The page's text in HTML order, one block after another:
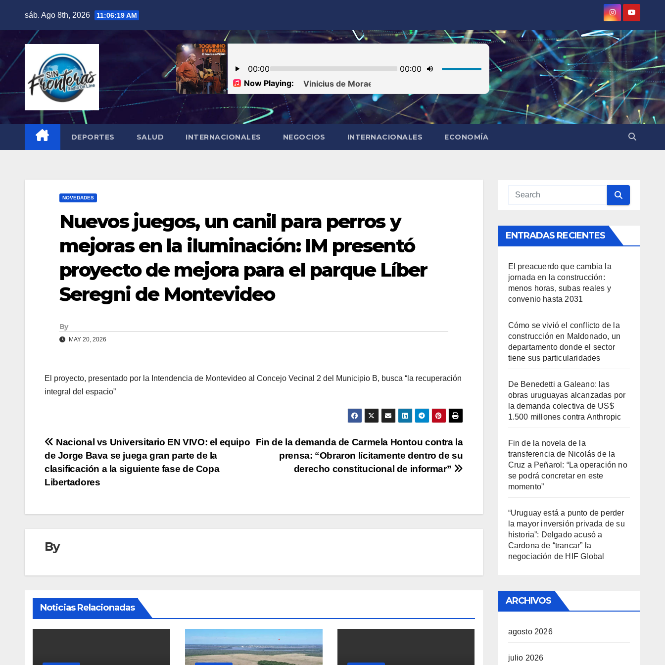
sáb. Ago 8th, 2026 11:06:20 AM
DEPORTES SALUD INTERNACIONALES NEGOCIOS INTERNACIONALES ECONOMÍA
NOVEDADES
Nuevos juegos, un canil para perros y
mejoras en la iluminación: IM presentó
proyecto de mejora para el parque Líber
Seregni de Montevideo
By
MAY 20, 2026
El proyecto, presentado por la Intendencia de Montevideo al Concejo Vecinal 2 del Municipio B, busca “la recuperación
integral del espacio”
Navegación
de
entradas
Fin de la demanda de Carmela Hontou contra la
prensa: “Obraron lícitamente dentro de su
derecho constitucional de informar”
Nacional vs Universitario EN VIVO: el equipo
de Jorge Bava se juega gran parte de la
clasificación a la siguiente fase de Copa
Libertadores
By
Noticias Relacionadas
ENTRADAS RECIENTES
El preacuerdo que cambia la
jornada en la construcción:
menos horas, subas reales y
convenio hasta 2031
Cómo se vivió el conflicto de la
construcción en Maldonado, un
departamento donde el sector
tiene sus particularidades
De Benedetti a Galeano: las
obras uruguayas alcanzadas por
la demanda colectiva de US$
1.500 millones contra Anthropic
Fin de la novela de la
transferencia de Nicolás de la
Cruz a Peñarol: “La operación no
se podrá concretar en este
momento”
“Uruguay está a punto de perder
la mayor inversión privada de su
historia”: Delgado acusó a
Cardona de “trancar” la
negociación de HIF Global
ARCHIVOS
agosto 2026
julio 2026